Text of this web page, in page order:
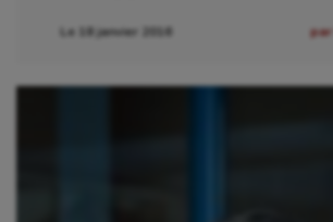
Le 18 janvier 2016